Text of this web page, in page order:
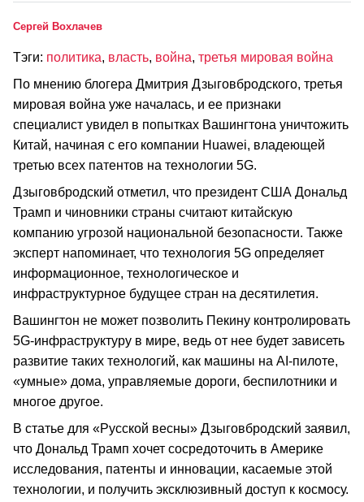
Сергей Вохлачев
Тэги: политика, власть, война, третья мировая война
По мнению блогера Дмитрия Дзыговбродского, третья
мировая война уже началась, и ее признаки
специалист увидел в попытках Вашингтона уничтожить
Китай, начиная с его компании Huawei, владеющей
третью всех патентов на технологии 5G.
Дзыговбродский отметил, что президент США Дональд
Трамп и чиновники страны считают китайскую
компанию угрозой национальной безопасности. Также
эксперт напоминает, что технология 5G определяет
информационное, технологическое и
инфраструктурное будущее стран на десятилетия.
Вашингтон не может позволить Пекину контролировать
5G‑инфраструктуру в мире, ведь от нее будет зависеть
развитие таких технологий, как машины на AI‑пилоте,
«умные» дома, управляемые дороги, беспилотники и
многое другое.
В статье для «Русской весны» Дзыговбродский заявил,
что Дональд Трамп хочет сосредоточить в Америке
исследования, патенты и инновации, касаемые этой
технологии, и получить эксклюзивный доступ к космосу.